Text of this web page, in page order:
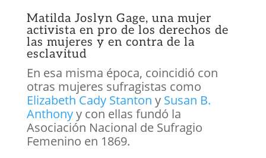
Matilda Joslyn Gage, una mujer
activista en pro de los derechos de
las mujeres y en contra de la
esclavitud
En esa misma época, coincidió con
otras mujeres sufragistas como
Elizabeth Cady Stanton y Susan B.
Anthonyy con ellas fundó la
Asociación Nacional de Sufragio
Femenino en 1869.